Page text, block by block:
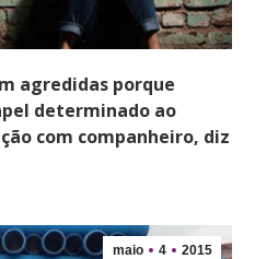
agredidas porque
determinado ao
com companheiro, diz
maio 4 2015